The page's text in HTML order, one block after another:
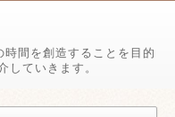
間を創造することを目的
していきます。